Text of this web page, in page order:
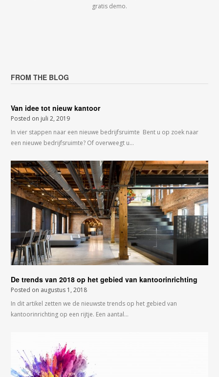
gratis demo.
FROM THE BLOG
Van idee tot nieuw kantoor
Posted on juli 2, 2019
In vier stappen naar een nieuwe bedrijfsruimte Bent u op zoek naar
een nieuwe bedrijfsruimte? Of overweegt u…
De trends van 2018 op het gebied van kantoorinrichting
Posted on augustus 1, 2018
In dit artikel zetten we de nieuwste trends op het gebied van
kantoorinrichting op een rijtje. Een aantal…